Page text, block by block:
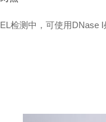
检测中，可使用DNase